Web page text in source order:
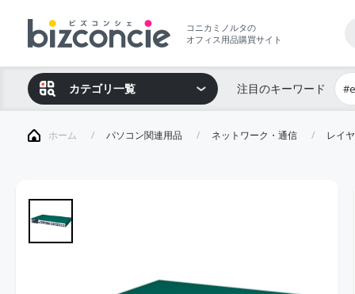
コニカミノルタの
オフィス用品購買サイト
カテゴリ一覧 注目のキーワード
ホーム パソコン関連用品 ネットワーク・通信 レイ